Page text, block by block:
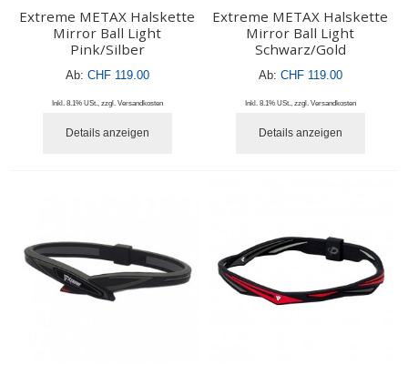
Extreme METAX Halskette
Mirror Ball Light
Pink/Silber
Ab: CHF 119.00
Inkl. 8.1% USt., zzgl. Versandkosten
Details anzeigen
Extreme METAX Halskette
Mirror Ball Light
Schwarz/Gold
Ab: CHF 119.00
Inkl. 8.1% USt., zzgl. Versandkosten
Details anzeigen